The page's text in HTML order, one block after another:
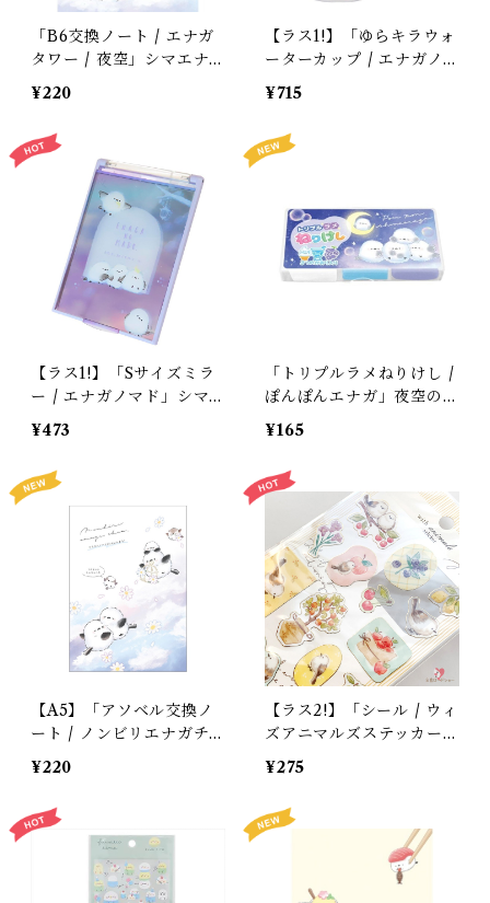
「B6交換ノート / エナガ
タワー / 夜空」シマエナ
ガの交換ノート / クーリ
ア＊ブルー
¥220
【ラス1!】「ゆらキラウォ
ーターカップ / エナガノ
マド」シマエナガの歯磨き
コップ / クーリア＊パー
プル
¥715
【ラス1!】「Sサイズミラ
ー / エナガノマド」シマ
エナガのハンドミラー /
クーリア＊ニュアンスパー
プル【生産終了・在庫限
り】
¥473
「トリプルラメねりけし /
ぽんぽんエナガ」夜空のシ
マエナガ / 3つの香り / カ
ミオジャパン＊ブルー系3
色入り
¥165
【A5】「アソベル交換ノ
ート / ノンビリエナガチ
ャン / 3人用」マーガレッ
トとシマエナガの交換ノー
ト / クーリア＊夢色ブル
ー【生産終了・在庫限り】
¥220
【ラス2!】「シール / ウィ
ズアニマルズステッカー /
シマエナガ 」フルーツ・
木の実とシマエナガ / マ
インドウェイブ【生産終
了・在庫限り】
¥275